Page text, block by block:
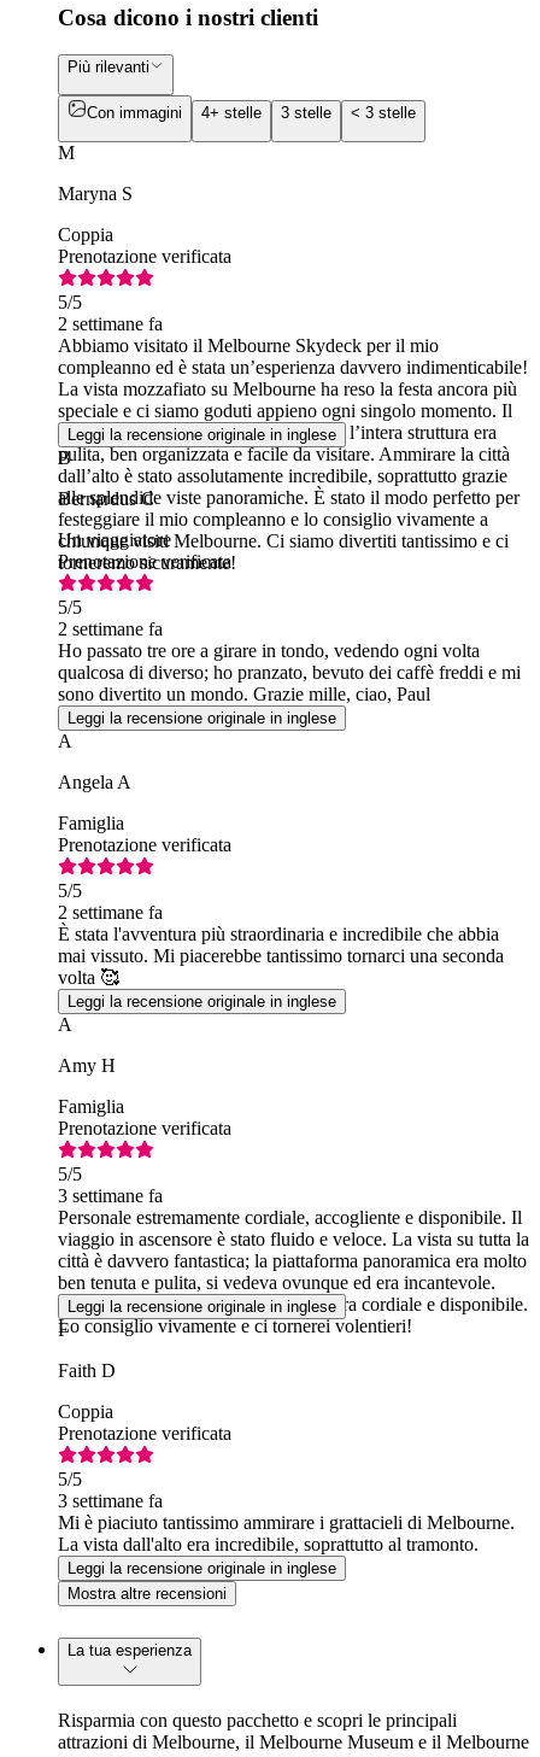
Cosa dicono i nostri clienti
Più rilevanti
Con immagini 4+ stelle 3 stelle < 3 stelle
M
Maryna S
Coppia
Prenotazione verificata
5/5
2 settimane fa
Abbiamo visitato il Melbourne Skydeck per il mio
compleanno ed è stata un’esperienza davvero indimenticabile!
La vista mozzafiato su Melbourne ha reso la festa ancora più
speciale e ci siamo goduti appieno ogni singolo momento. Il
personale era cordiale e accogliente, e l’intera struttura era
pulita, ben organizzata e facile da visitare. Ammirare la città
dall’alto è stato assolutamente incredibile, soprattutto grazie
alle splendide viste panoramiche. È stato il modo perfetto per
festeggiare il mio compleanno e lo consiglio vivamente a
chiunque visiti Melbourne. Ci siamo divertiti tantissimo e ci
torneremo sicuramente!
Leggi la recensione originale in inglese
B
Bernardus C
Un viaggiatore
Prenotazione verificata
5/5
2 settimane fa
Ho passato tre ore a girare in tondo, vedendo ogni volta
qualcosa di diverso; ho pranzato, bevuto dei caffè freddi e mi
sono divertito un mondo. Grazie mille, ciao, Paul
Leggi la recensione originale in inglese
A
Angela A
Famiglia
Prenotazione verificata
5/5
2 settimane fa
È stata l'avventura più straordinaria e incredibile che abbia
mai vissuto. Mi piacerebbe tantissimo tornarci una seconda
volta 🥰
Leggi la recensione originale in inglese
A
Amy H
Famiglia
Prenotazione verificata
5/5
3 settimane fa
Personale estremamente cordiale, accogliente e disponibile. Il
viaggio in ascensore è stato fluido e veloce. La vista su tutta la
città è davvero fantastica; la piattaforma panoramica era molto
ben tenuta e pulita, si vedeva ovunque ed era incantevole.
Tutto il personale al piano superiore era cordiale e disponibile.
Lo consiglio vivamente e ci tornerei volentieri!
Leggi la recensione originale in inglese
F
Faith D
Coppia
Prenotazione verificata
5/5
3 settimane fa
Mi è piaciuto tantissimo ammirare i grattacieli di Melbourne.
La vista dall'alto era incredibile, soprattutto al tramonto.
Leggi la recensione originale in inglese
Mostra altre recensioni
La tua esperienza
Risparmia con questo pacchetto e scopri le principali
attrazioni di Melbourne, il Melbourne Museum e il Melbourne